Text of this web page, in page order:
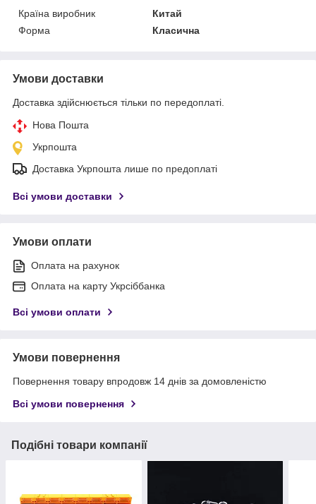
Країна виробник
Китай
Форма
Класична
Умови доставки
Доставка здійснюється тільки по передоплаті.
Нова Пошта
Укрпошта
Доставка Укрпошта лише по предоплаті
Всі умови доставки
Умови оплати
Оплата на рахунок
Оплата на карту Укрсіббанка
Всі умови оплати
Умови повернення
Повернення товару впродовж 14 днів за домовленістю
Всі умови повернення
Подібні товари компанії